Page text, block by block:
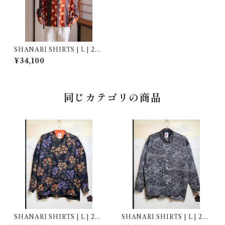
SHANARI SHIRTS | L | 251
019
¥34,100
同じカテゴリの商品
SHANARI SHIRTS | L | 262
SHANARI SHIRTS | L | 262